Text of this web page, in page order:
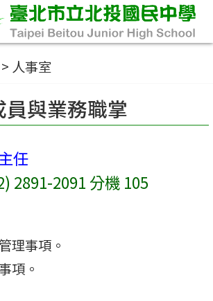
> 人事室
員與業務職掌
任
2891-2091 分機 105
理事項。
項。